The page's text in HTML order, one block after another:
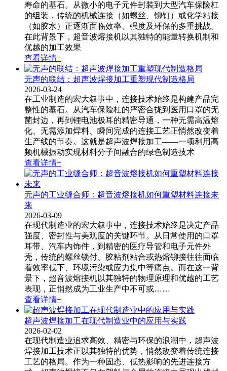
寿命的基石。从微小的电子元件封装到大型汽车保险杠
的组装，传统的机械连接（如螺丝、铆钉）或化学粘接
（如胶水）正逐渐面临效率、强度及环保的多重挑战。
在此背景下，超音波熔接机​以其独特的能量转换机制和
优越的加工效果
查看详情+
无声的联结：超声波焊接加工重塑现代制造格局
2026-03-24
在工业制造的宏大叙事中，连接技术始终是构建产品完
整性的基石。从汽车保险杠的严密合拢到医用口罩的无
菌封边，再到锂电池极耳的精密导通，一种无需高温熔
化、无需添加焊料、瞬间完成的连接工艺正悄然改变着
生产线的节奏。这就是超声波焊接加工​——一项利用高
频机械振动实现材料分子间融合的绿色制造技术
查看详情+
无声的工业缝合师：超音波熔接机如何重塑材料连接未
来
2026-03-09
在现代制造业的宏大叙事中，连接技术始终是决定产品
强度、密封性与美观度的关键环节。从日常使用的口罩
耳带、汽车内饰件，到精密的医疗导管和电子元件外
壳，传统的螺丝锁付、胶粘剂粘合或热熔铆接往往面临
着效率低下、环境污染或应力集中等痛点。而在这一背
景下，超音波熔接机​以其独特的物理原理和优越的工艺
表现，正悄然成为工业生产中不可或……
查看详情+
超声波焊接加工在现代制造业中的应用与实践
2026-02-02
在现代制造业追求高效、精密与环保的浪潮中，超声波
焊接加工​技术正以其独特的优势，悄然改变着传统连接
工艺的格局。作为一种固态、低热影响的先进连接方